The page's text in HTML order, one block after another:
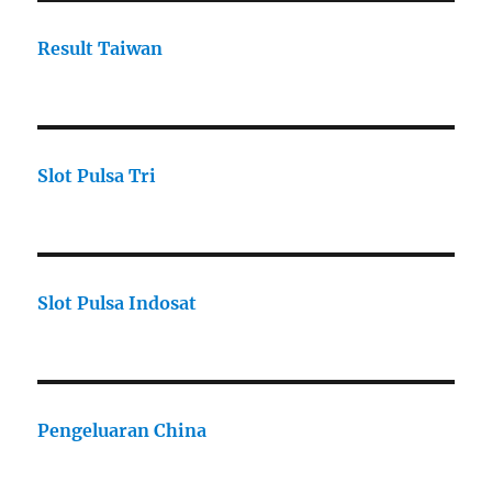
Result Taiwan
Slot Pulsa Tri
Slot Pulsa Indosat
Pengeluaran China